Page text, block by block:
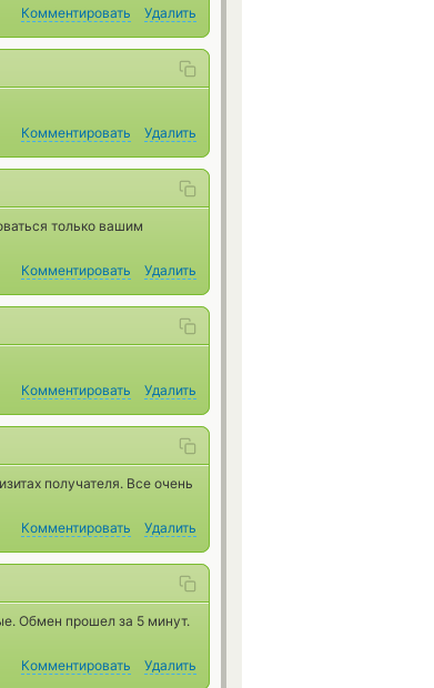
Комментировать
Удалить
Комментировать
Удалить
только вашим
Комментировать
Удалить
Комментировать
Удалить
получателя. Все очень
Комментировать
Удалить
Обмен прошел за 5 минут.
Комментировать
Удалить